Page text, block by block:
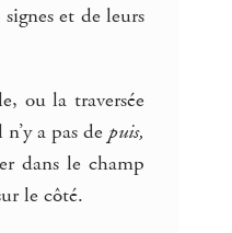
et de leurs
ou la traversée
a pas depuis,
dans le champ
le côté.